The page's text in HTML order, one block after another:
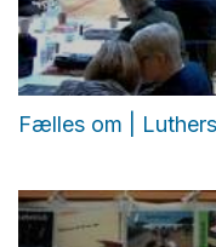
Fælles om |